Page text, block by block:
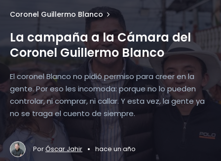
Coronel Guillermo Blanco
La campaña a la Cámara del
Coronel Guillermo Blanco
El coronel Blanco no pidió permiso para creer en la
gente. Por eso les incomoda: porque no lo pueden
controlar, ni comprar, ni callar. Y esta vez, la gente ya
no se traga el cuento de siempre.
PorÓscar Jahir • hace un año